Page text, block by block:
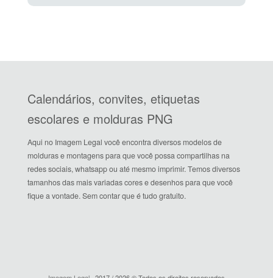
Calendários, convites, etiquetas
escolares e molduras PNG
Aqui no Imagem Legal você encontra diversos modelos de
molduras e montagens para que você possa compartilhas na
redes sociais, whatsapp ou até mesmo imprimir. Temos diversos
tamanhos das mais variadas cores e desenhos para que você
fique a vontade. Sem contar que é tudo gratuito.